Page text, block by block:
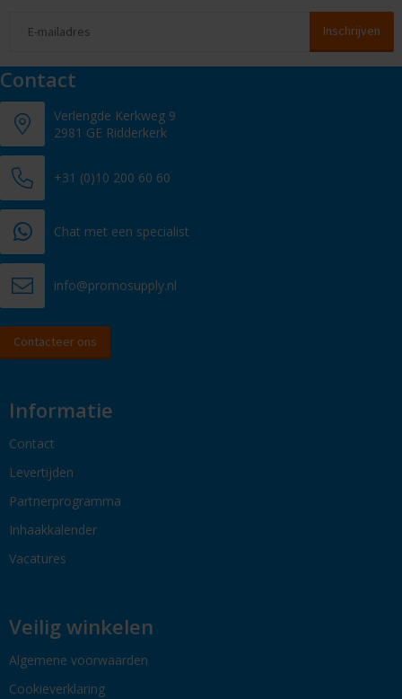
Contact
Verlengde Kerkweg 9
2981 GE Ridderkerk
+31 (0)10 200 60 60
Chat met een specialist
info@promosupply.nl
Contacteer ons
Informatie
Contact
Levertijden
Partnerprogramma
Inhaakkalender
Vacatures
Veilig winkelen
Algemene voorwaarden
Cookieverklaring